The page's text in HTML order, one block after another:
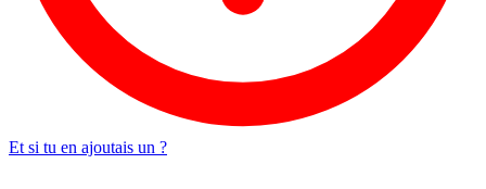
Et si tu en ajoutais un ?